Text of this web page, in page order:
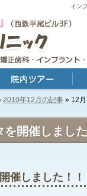
開催しまし
イン
2010年12月の記事 » 12
催しました！！
ツアー 症例